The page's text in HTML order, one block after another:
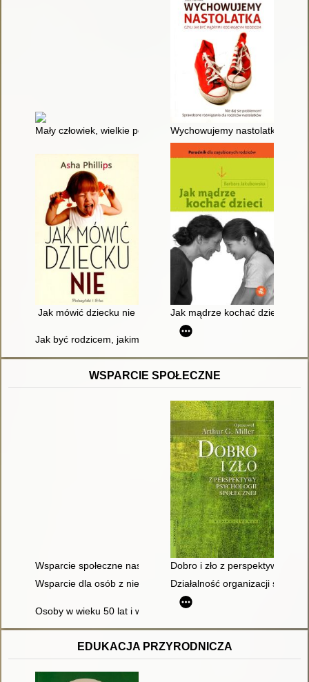
Mały człowiek, wielkie potrzeby : jak zadbać o prawidłowy
Wychowujemy nastolatka :
Jak mówić dziecku nie Jak mądrze kochać dzieci :
Jak być rodzicem, jakim zawsze chciałeś być : płyta audio z
WSPARCIE SPOŁECZNE
Wsparcie społeczne nastolatków w rodzinach pełnych i
Dobro i zło z perspektywy
Wsparcie dla osób z niepełnosprawnością w Miejskim
Działalność organizacji
Osoby w wieku 50 lat i więcej jako dawcy i odbiorcy wsparcia
EDUKACJA PRZYRODNICZA